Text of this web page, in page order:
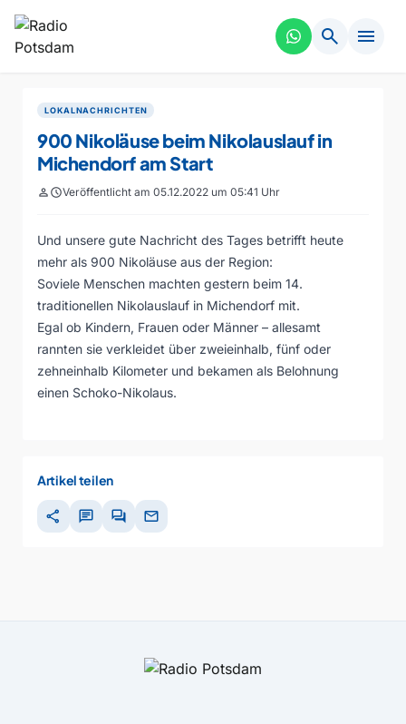
search menu
LOKALNACHRICHTEN
900 Nikoläuse beim Nikolauslauf in
Michendorf am Start
personscheduleVeröffentlicht am 05.12.2022 um 05:41 Uhr
Und unsere gute Nachricht des Tages betrifft heute
mehr als 900 Nikoläuse aus der Region:
Soviele Menschen machten gestern beim 14.
traditionellen Nikolauslauf in Michendorf mit.
Egal ob Kindern, Frauen oder Männer – allesamt
rannten sie verkleidet über zweieinhalb, fünf oder
zehneinhalb Kilometer und bekamen als Belohnung
einen Schoko-Nikolaus.
Artikel teilen
share chat forum mail